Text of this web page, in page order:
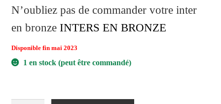
N’oubliez pas de commander votre inter
en bronze INTERS EN BRONZE
Disponible fin mai 2023
1 en stock (peut être commandé)